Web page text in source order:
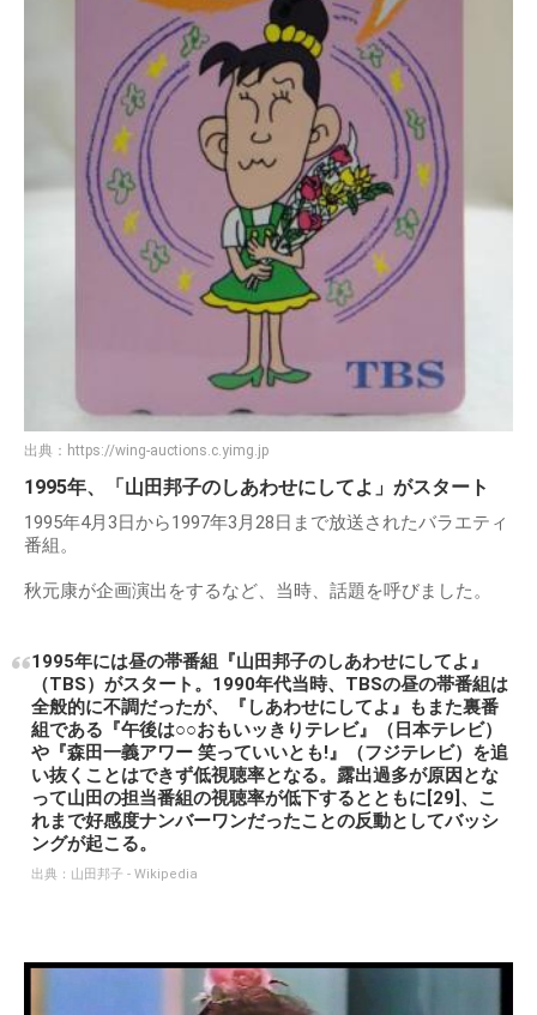
出典： https://wing-auctions.c.yimg.jp
1995年、「山田邦子のしあわせにしてよ」がスタート
1995年4月3日から1997年3月28日まで放送されたバラエティ
番組。
秋元康が企画演出をするなど、当時、話題を呼びました。
1995年には昼の帯番組『山田邦子のしあわせにしてよ』
（TBS）がスタート。1990年代当時、TBSの昼の帯番組は
全般的に不調だったが、『しあわせにしてよ』もまた裏番
組である『午後は○○おもいッきりテレビ』（日本テレビ）
や『森田一義アワー 笑っていいとも!』（フジテレビ）を追
い抜くことはできず低視聴率となる。露出過多が原因とな
って山田の担当番組の視聴率が低下するとともに[29]、こ
れまで好感度ナンバーワンだったことの反動としてバッシ
ングが起こる。
出典： 山田邦子 - Wikipedia